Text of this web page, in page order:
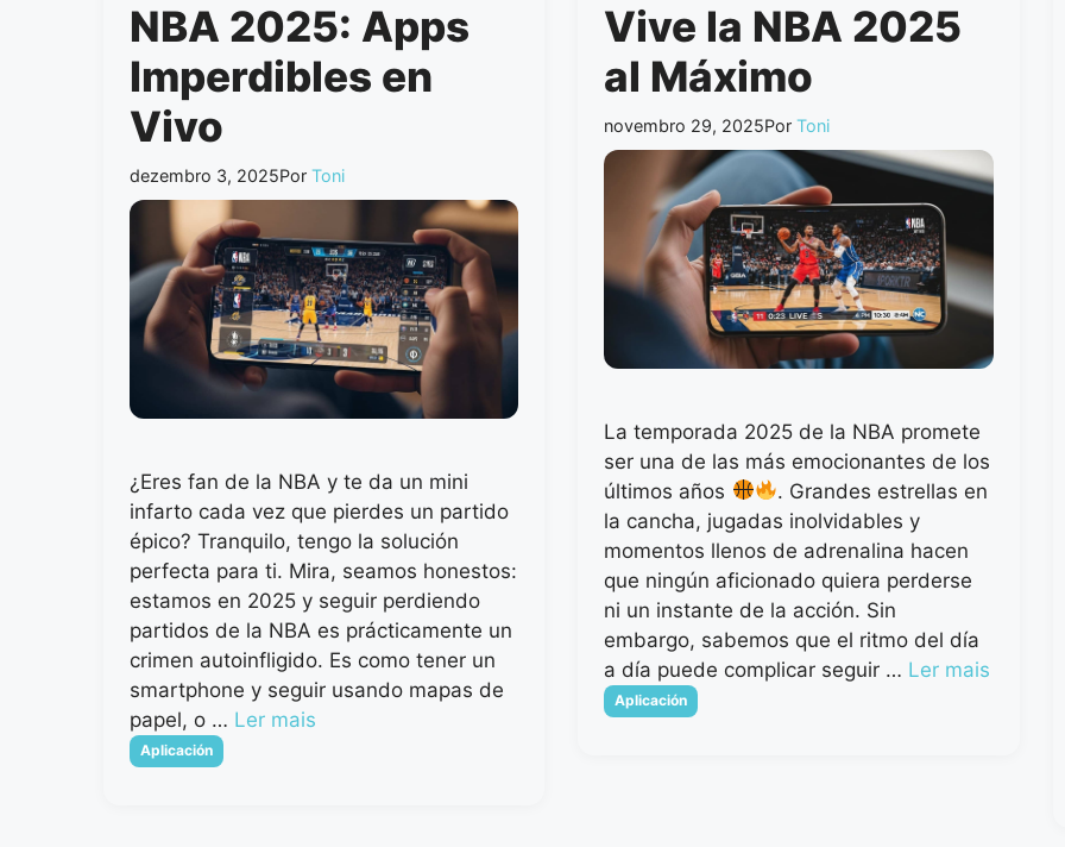
NBA 2025: Apps
Imperdibles en
Vivo
dezembro 3, 2025Por Toni
¿Eres fan de la NBA y te da un mini
infarto cada vez que pierdes un partido
épico? Tranquilo, tengo la solución
perfecta para ti. Mira, seamos honestos:
estamos en 2025 y seguir perdiendo
partidos de la NBA es prácticamente un
crimen autoinfligido. Es como tener un
smartphone y seguir usando mapas de
papel, o … Ler mais
Categorias
Aplicación
Vive la NBA 2025
al Máximo
novembro 29, 2025PorToni
La temporada 2025 de la NBA promete
ser una de las más emocionantes de los
últimos años
. Grandes estrellas en
la cancha, jugadas inolvidables y
momentos llenos de adrenalina hacen
que ningún aficionado quiera perderse
ni un instante de la acción. Sin
embargo, sabemos que el ritmo del día
a día puede complicar seguir … Ler mais
Categorias
Aplicación